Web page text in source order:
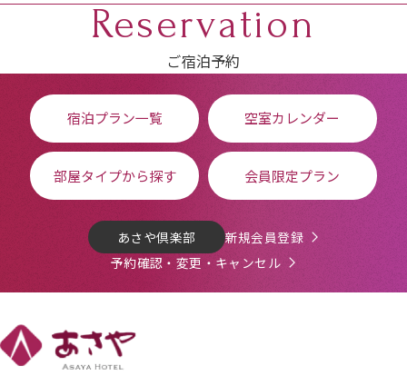
Reservation
ご宿泊予約
宿泊プラン一覧 空室カレンダー
部屋タイプから探す 会員限定プラン
あさや倶楽部
新規会員登録
予約確認・変更・キャンセル